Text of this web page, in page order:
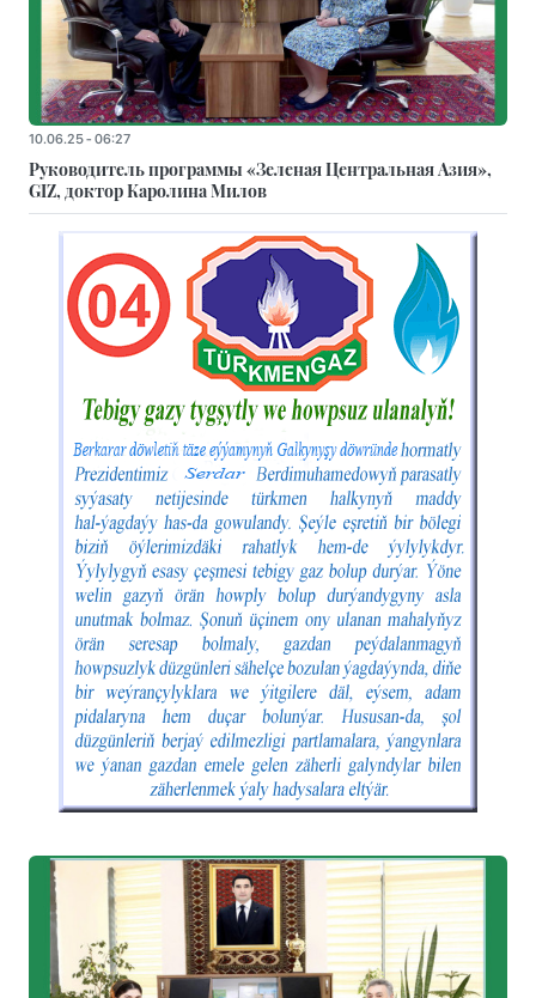
10.06.25 - 06:27
Руководитель программы «Зеленая Центральная Азия»,
GIZ, доктор Каролина Милов